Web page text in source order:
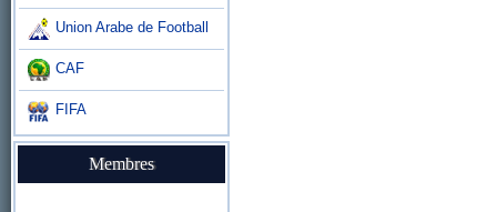
Union Arabe de Football
CAF
FIFA
Membres